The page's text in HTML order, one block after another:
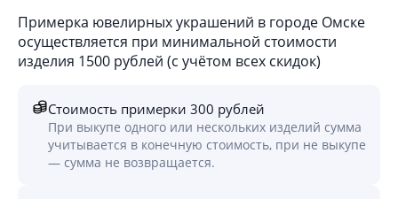
Примерка ювелирных украшений в городе Омске
осуществляется при минимальной стоимости
изделия 1500 рублей (с учётом всех скидок)
Стоимость примерки 300 рублей
При выкупе одного или нескольких изделий сумма
учитывается в конечную стоимость, при не выкупе
— сумма не возвращается.